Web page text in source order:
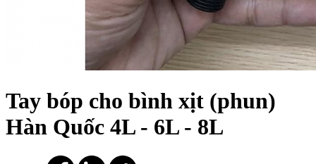
Tay bóp cho bình xịt (phun)
Hàn Quốc 4L - 6L - 8L